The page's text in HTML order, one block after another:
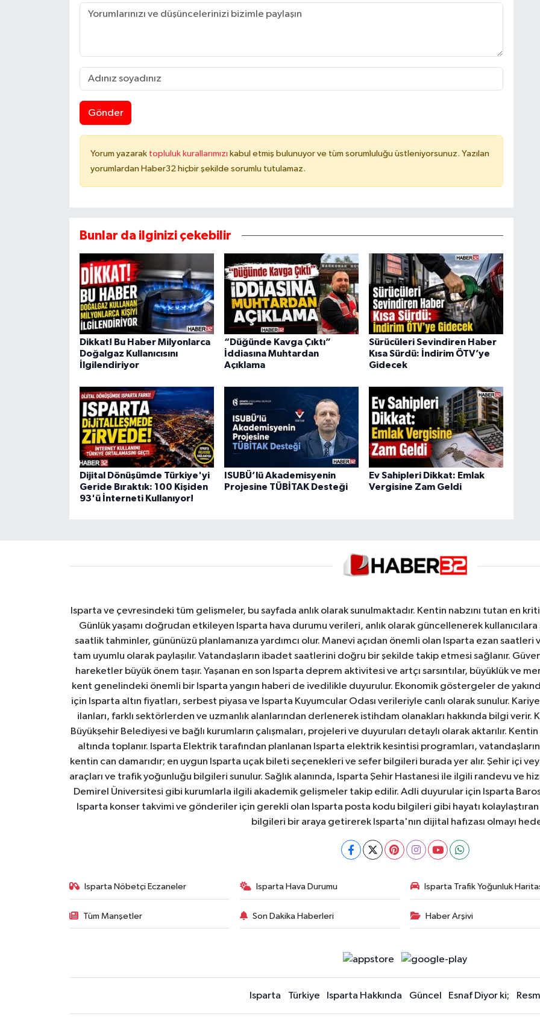
Gönder
Yorum yazarak topluluk kurallarımızı kabul etmiş bulunuyor ve tüm sorumluluğu üstleniyorsunuz. Yazılan
yorumlardan Haber32 hiçbir şekilde sorumlu tutulamaz.
Bunlar da ilginizi çekebilir
Dikkat! Bu Haber Milyonlarca
Doğalgaz Kullanıcısını
İlgilendiriyor
“Düğünde Kavga Çıktı”
İddiasına Muhtardan
Açıklama
Sürücüleri Sevindiren Haber
Kısa Sürdü: İndirim ÖTV’ye
Gidecek
Dijital Dönüşümde Türkiye'yi
Geride Bıraktık: 100 Kişiden
93'ü İnterneti Kullanıyor!
ISUBÜ’lü Akademisyenin
Projesine TÜBİTAK Desteği
Ev Sahipleri Dikkat: Emlak
Vergisine Zam Geldi
Isparta ve çevresindeki tüm gelişmeler, bu sayfada anlık olarak sunulmaktadır. Kentin nabzını tutan en
Günlük yaşamı doğrudan etkileyen Isparta hava durumu verileri, anlık olarak güncellenerek
saatlik tahminler, gününüzü planlamanıza yardımcı olur. Manevi açıdan önemli olan Isparta ezan
tam uyumlu olarak paylaşılır. Vatandaşların ibadet saatlerini doğru bir şekilde takip etmesi sağlanır.
hareketler büyük önem taşır. Yaşanan en son Isparta deprem aktivitesi ve artçı sarsıntılar, büyüklük ve
kent genelindeki önemli bir Isparta yangın haberi de ivedilikle duyurulur. Ekonomik göstergeler de
için Isparta altın fiyatları, serbest piyasa ve Isparta Kuyumcular Odası verileriyle canlı olarak sunulur.
ilanları, farklı sektörlerden ve uzmanlık alanlarından derlenerek istihdam olanakları hakkında bilgi verir.
Büyükşehir Belediyesi ve bağlı kurumların çalışmaları, projeleri ve duyuruları detaylı olarak aktarılır.
altında toplanır. Isparta Elektrik tarafından planlanan Isparta elektrik kesintisi programları,
kentin can damarıdır; en uygun Isparta uçak bileti seçenekleri ve sefer bilgileri burada yer alır. Şehir içi
araçları ve trafik yoğunluğu bilgileri sunulur. Sağlık alanında, Isparta Şehir Hastanesi ile ilgili randevu ve
Demirel Üniversitesi gibi kurumlarla ilgili akademik gelişmeler takip edilir. Adli duyurular için Isparta
Isparta konser takvimi ve gönderiler için gerekli olan Isparta posta kodu bilgileri gibi hayatı
bilgileri bir araya getirerek Isparta'nın dijital hafızası olmayı
Isparta Nöbetçi Eczaneler Isparta Hava Durumu Isparta Trafik Yoğunluk
Tüm Manşetler Son Dakika Haberleri Haber Arşivi
Isparta Türkiye Isparta Hakkında Güncel Esnaf Diyor ki;